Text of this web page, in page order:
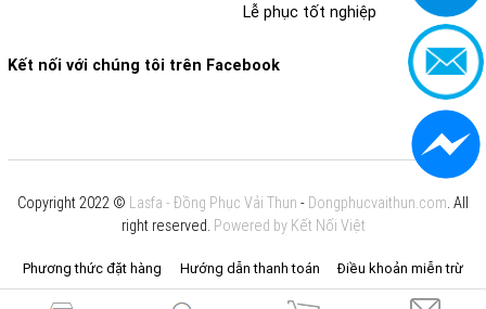
Lễ phục tốt nghiệp
Kết nối với chúng tôi trên Facebook
Copyright 2022 © Lasfa - Đồng Phục Vải Thun - Dongphucvaithun.com. All
right reserved. Powered by Kết Nối Việt
Phương thức đặt hàng Hướng dẫn thanh toán Điều khoản miễn trừ